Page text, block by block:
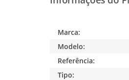
Marca:
Modelo:
Referência:
Tipo: